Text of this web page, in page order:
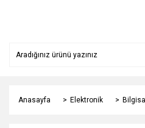
Anasayfa Elektronik